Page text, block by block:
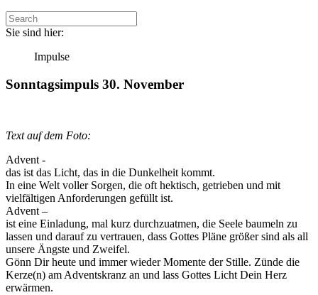
Sie sind hier:
Impulse
Sonntagsimpuls 30. November
Text auf dem Foto:
Advent -
das ist das Licht, das in die Dunkelheit kommt.
In eine Welt voller Sorgen, die oft hektisch, getrieben und mit
vielfältigen Anforderungen gefüllt ist.
Advent –
ist eine Einladung, mal kurz durchzuatmen, die Seele baumeln zu
lassen und darauf zu vertrauen, dass Gottes Pläne größer sind als all
unsere Ängste und Zweifel.
Gönn Dir heute und immer wieder Momente der Stille. Zünde die
Kerze(n) am Adventskranz an und lass Gottes Licht Dein Herz
erwärmen.